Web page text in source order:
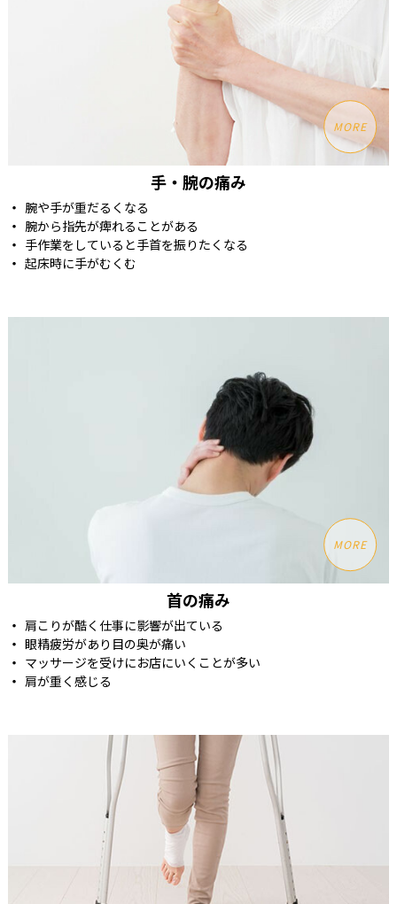
MORE
手・腕の痛み
腕や手が重だるくなる
腕から指先が痺れることがある
手作業をしていると手首を振りたくなる
起床時に手がむくむ
MORE
首の痛み
肩こりが酷く仕事に影響が出ている
眼精疲労があり目の奥が痛い
マッサージを受けにお店にいくことが多い
肩が重く感じる